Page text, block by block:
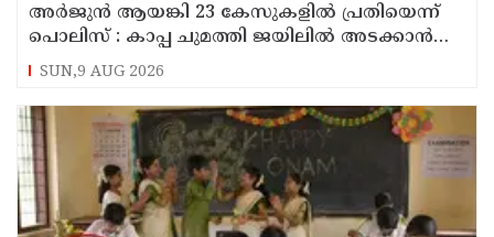
അര്‍ജുന്‍ ആയങ്കി 23 കേസുകളില്‍ പ്രതിയെന്ന്
പൊലിസ് : കാപ്പ ചുമത്തി ജയിലില്‍ അടക്കാന്‍
നീക്കം
SUN,9 AUG 2026